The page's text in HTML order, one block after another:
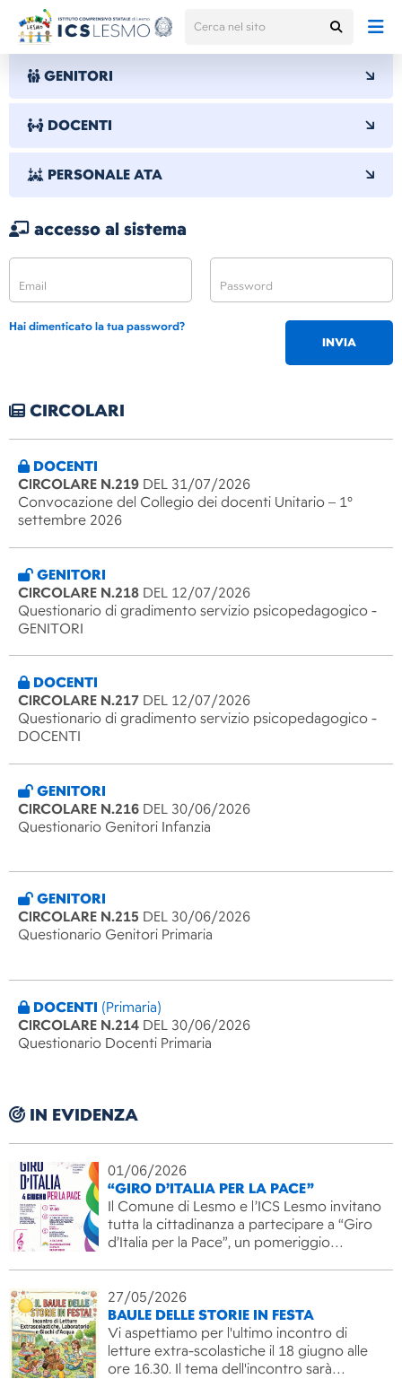
GENITORI
DOCENTI
PERSONALE ATA
accesso al sistema
Hai dimenticato la tua password?
INVIA
CIRCOLARI
DOCENTI
CIRCOLARE N.219 DEL 31/07/2026
Convocazione del Collegio dei docenti Unitario – 1°
settembre 2026
GENITORI
CIRCOLARE N.218 DEL 12/07/2026
Questionario di gradimento servizio psicopedagogico -
GENITORI
DOCENTI
CIRCOLARE N.217 DEL 12/07/2026
Questionario di gradimento servizio psicopedagogico -
DOCENTI
GENITORI
CIRCOLARE N.216 DEL 30/06/2026
Questionario Genitori Infanzia
GENITORI
CIRCOLARE N.215 DEL 30/06/2026
Questionario Genitori Primaria
DOCENTI (Primaria)
CIRCOLARE N.214 DEL 30/06/2026
Questionario Docenti Primaria
IN EVIDENZA
01/06/2026
“GIRO D’ITALIA PER LA PACE”
Il Comune di Lesmo e l’ICS Lesmo invitano
tutta la cittadinanza a partecipare a “Giro
d’Italia per la Pace”, un pomeriggio…
27/05/2026
BAULE DELLE STORIE IN FESTA
Vi aspettiamo per l'ultimo incontro di
letture extra-scolastiche il 18 giugno alle
ore 16.30. Il tema dell'incontro sarà…